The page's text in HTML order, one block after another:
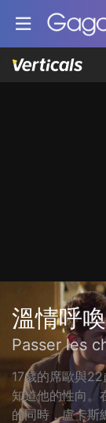
溫情呼喚
Passer les
17歲的席歐與
知道他的性向。
的同時，盧卡斯